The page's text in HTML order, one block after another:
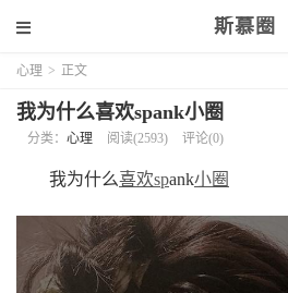
斯慕圈
心理 > 正文
我为什么喜欢spank小圈
分类： 心理 阅读(2593) 评论(0)
我为什么喜欢spank小圈